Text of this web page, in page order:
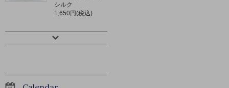
シルク
1,650円(税込)